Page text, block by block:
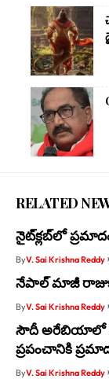
RELATED
నైట్‌క్లబ్‌లో
ByV. Sai Krishna Reddy
నేపాల్ మాజీ
ByV. Sai Krishna Reddy
సౌదీ అరేబియాలో
ప్రపంచానికి
ByV. Sai Krishna Reddy